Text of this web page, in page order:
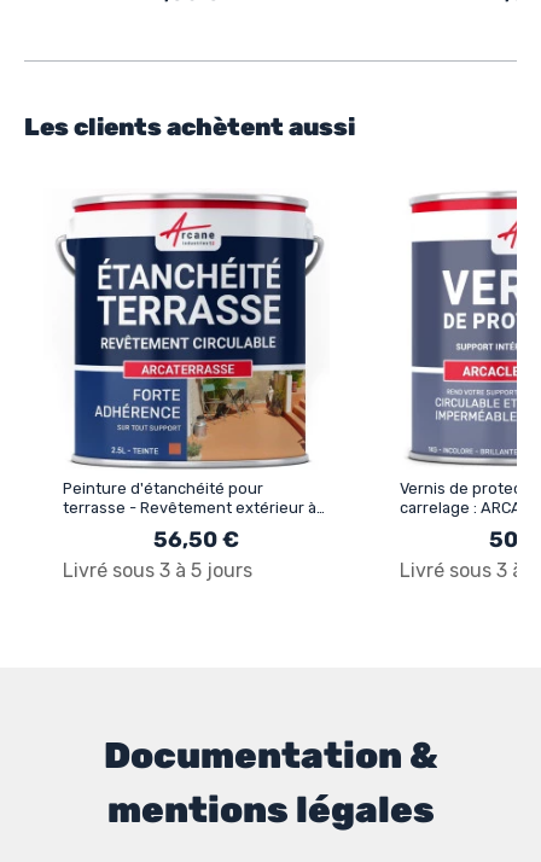
Les clients achètent aussi
Peinture d'étanchéité pour
terrasse - Revêtement extérieur à
base de résine : ARCATERRASSE
56,50 €
Livré sous 3 à 5 jours
Vernis de
carrelage :
Livré sous 3 à
Documentation &
mentions légales